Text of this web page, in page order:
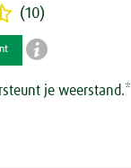
(10)

je weerstand.*